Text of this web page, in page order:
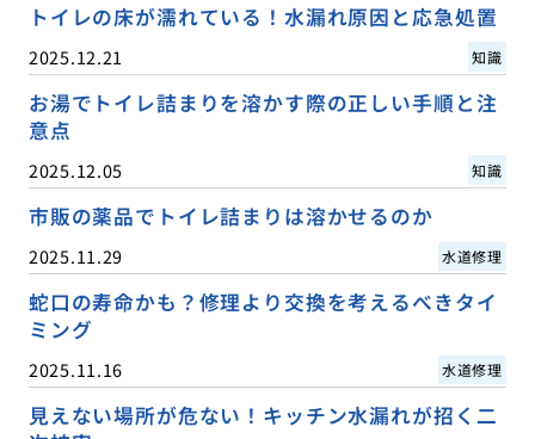
トイレの床が濡れている！水漏れ原因と応急処置
2025.12.21 知識
お湯でトイレ詰まりを溶かす際の正しい手順と注
意点
2025.12.05 知識
市販の薬品でトイレ詰まりは溶かせるのか
2025.11.29 水道修理
蛇口の寿命かも？修理より交換を考えるべきタイ
ミング
2025.11.16 水道修理
見えない場所が危ない！キッチン水漏れが招く二